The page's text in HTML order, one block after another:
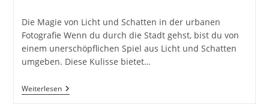
Die Magie von Licht und Schatten in der urbanen
Fotografie Wenn du durch die Stadt gehst, bist du von
einem unerschöpflichen Spiel aus Licht und Schatten
umgeben. Diese Kulisse bietet…
WeiterlesenLicht
Und